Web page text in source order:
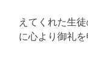
えてくれた生
に心より御礼を